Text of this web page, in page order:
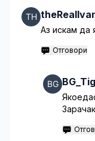
Аз искам да
Отговори